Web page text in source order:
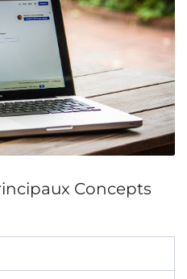
Concepts